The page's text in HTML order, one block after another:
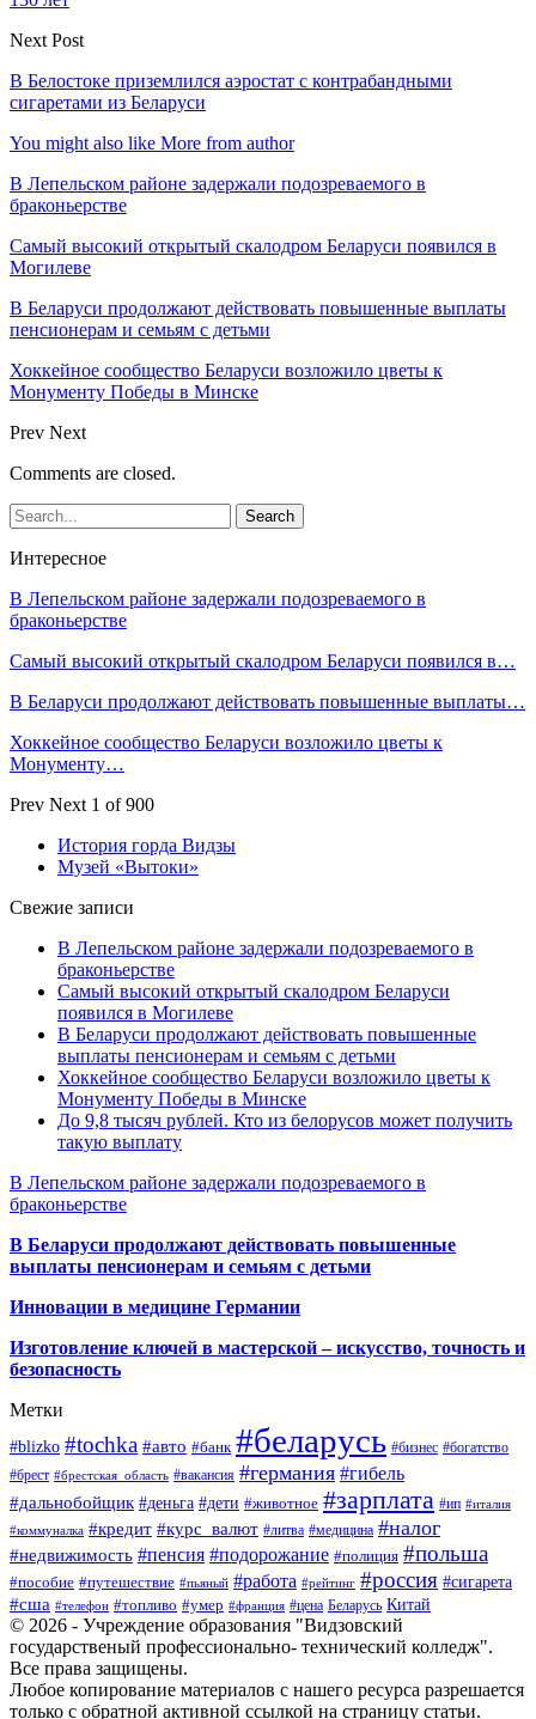
Next Post
В Белостоке приземлился аэростат с контрабандными
сигаретами из Беларуси
You might also like More from author
В Лепельском районе задержали подозреваемого в
браконьерстве
Самый высокий открытый скалодром Беларуси появился в
Могилеве
В Беларуси продолжают действовать повышенные выплаты
пенсионерам и семьям с детьми
Хоккейное сообщество Беларуси возложило цветы к
Монументу Победы в Минске
Prev Next
Comments are closed.
Интересное
В Лепельском районе задержали подозреваемого в
браконьерстве
Самый высокий открытый скалодром Беларуси появился в…
В Беларуси продолжают действовать повышенные выплаты…
Хоккейное сообщество Беларуси возложило цветы к
Монументу…
Prev Next 1 of 900
История горда Видзы
Музей «Вытоки»
Свежие записи
В Лепельском районе задержали подозреваемого в
браконьерстве
Самый высокий открытый скалодром Беларуси
появился в Могилеве
В Беларуси продолжают действовать повышенные
выплаты пенсионерам и семьям с детьми
Хоккейное сообщество Беларуси возложило цветы к
Монументу Победы в Минске
До 9,8 тысяч рублей. Кто из белорусов может получить
такую выплату
В Лепельском районе задержали подозреваемого в
браконьерстве
В Беларуси продолжают действовать повышенные
выплаты пенсионерам и семьям с детьми
Инновации в медицине Германии
Изготовление ключей в мастерской – искусство, точность и
безопасность
Метки
#blizko #tochka #авто #банк #беларусь #бизнес #богатство
#брест #брестская_область #вакансия #германия #гибель
#дальнобойщик #деньга #дети #животное #зарплата #ип #италия
#коммуналка #кредит #курс_валют #литва #медицина #налог
#недвижимость #пенсия #подорожание #полиция #польша
#пособие #путешествие #пьяный #работа #рейтинг #россия #сигарета
#сша #телефон #топливо #умер #франция #цена Беларусь Китай
© 2026 - Учреждение образования "Видзовский
государственый профессионально- технический колледж".
Все права защищены.
Любое копирование материалов с нашего ресурса разрешается
только с обратной активной ссылкой на страницу статьи.